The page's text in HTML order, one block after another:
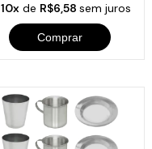
10xde R$6,58 sem juros
Comprar